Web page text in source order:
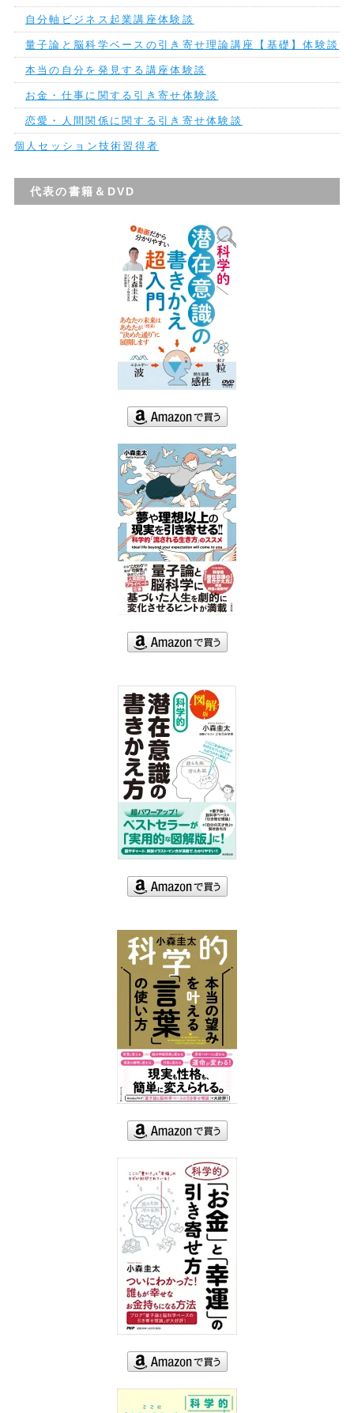
自分軸ビジネス起業講座体験談
量子論と脳科学ベースの引き寄せ理論講座【基礎】体験談
本当の自分を発見する講座体験談
お金・仕事に関する引き寄せ体験談
恋愛・人間関係に関する引き寄せ体験談
個人セッション技術習得者
代表の書籍＆DVD